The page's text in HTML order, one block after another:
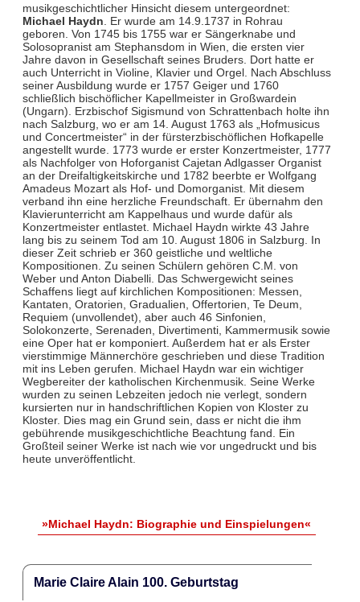
musikgeschichtlicher Hinsicht diesem untergeordnet:
Michael Haydn . Er wurde am 14.9.1737 in Rohrau
geboren. Von 1745 bis 1755 war er Sängerknabe und
Solosopranist am Stephansdom in Wien, die ersten vier
Jahre davon in Gesellschaft seines Bruders. Dort hatte er
auch Unterricht in Violine, Klavier und Orgel. Nach Abschluss
seiner Ausbildung wurde er 1757 Geiger und 1760
schließlich bischöflicher Kapellmeister in Großwardein
(Ungarn). Erzbischof Sigismund von Schrattenbach holte ihn
nach Salzburg, wo er am 14. August 1763 als „Hofmusicus
und Concertmeister“ in der fürsterzbischöflichen Hofkapelle
angestellt wurde. 1773 wurde er erster Konzertmeister, 1777
als Nachfolger von Hoforganist Cajetan Adlgasser Organist
an der Dreifaltigkeitskirche und 1782 beerbte er Wolfgang
Amadeus Mozart als Hof- und Domorganist. Mit diesem
verband ihn eine herzliche Freundschaft. Er übernahm den
Klavierunterricht am Kappelhaus und wurde dafür als
Konzertmeister entlastet. Michael Haydn wirkte 43 Jahre
lang bis zu seinem Tod am 10. August 1806 in Salzburg. In
dieser Zeit schrieb er 360 geistliche und weltliche
Kompositionen. Zu seinen Schülern gehören C.M. von
Weber und Anton Diabelli. Das Schwergewicht seines
Schaffens liegt auf kirchlichen Kompositionen: Messen,
Kantaten, Oratorien, Gradualien, Offertorien, Te Deum,
Requiem (unvollendet), aber auch 46 Sinfonien,
Solokonzerte, Serenaden, Divertimenti, Kammermusik sowie
eine Oper hat er komponiert. Außerdem hat er als Erster
vierstimmige Männerchöre geschrieben und diese Tradition
mit ins Leben gerufen. Michael Haydn war ein wichtiger
Wegbereiter der katholischen Kirchenmusik. Seine Werke
wurden zu seinen Lebzeiten jedoch nie verlegt, sondern
kursierten nur in handschriftlichen Kopien von Kloster zu
Kloster. Dies mag ein Grund sein, dass er nicht die ihm
gebührende musikgeschichtliche Beachtung fand. Ein
Großteil seiner Werke ist nach wie vor ungedruckt und bis
heute unveröffentlicht.
»Michael Haydn: Biographie und Einspielungen«
Marie Claire Alain 100. Geburtstag